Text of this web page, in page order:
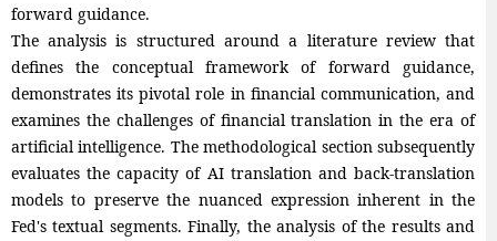
forward guidance.
The analysis is structured around a literature review that
defines the conceptual framework of forward guidance,
demonstrates its pivotal role in financial communication, and
examines the challenges of financial translation in the era of
artificial intelligence. The methodological section subsequently
evaluates the capacity of AI translation and back-translation
models to preserve the nuanced expression inherent in the
Fed's textual segments. Finally, the analysis of the results and